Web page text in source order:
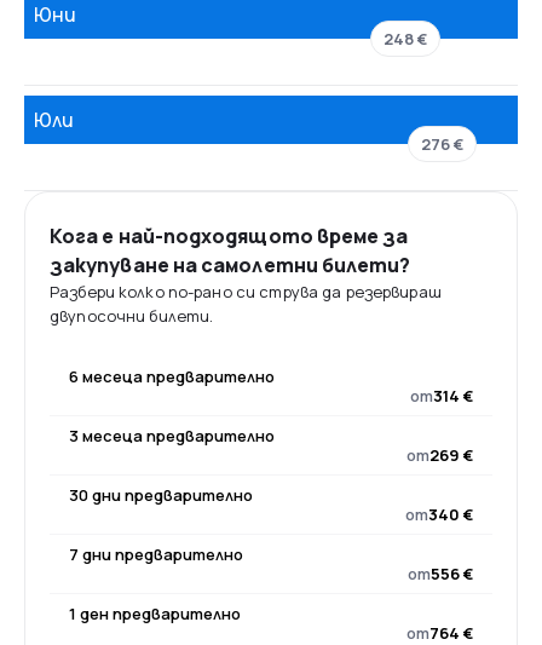
Юни
248 €
Юли
276 €
Кога е най-подходящото време за
закупуване на самолетни билети?
Разбери колко по-рано си струва да резервираш
двупосочни билети.
6 месеца предварително
от314 €
3 месеца предварително
от269 €
30 дни предварително
от340 €
7 дни предварително
от556 €
1 ден предварително
от764 €